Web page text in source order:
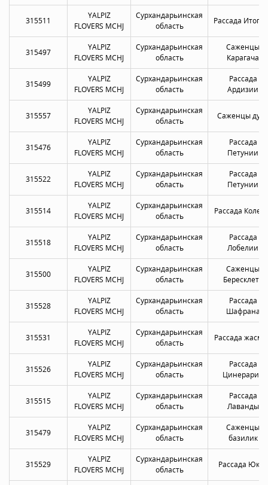
315511
YALPIZ
FLOVERS MCHJ
Сурхандарьинская
область
Рассада
315497
YALPIZ
FLOVERS MCHJ
Сурхандарьинская
область
Саженцы
Карагача
315499
YALPIZ
FLOVERS MCHJ
Сурхандарьинская
область
Рассада
Ардизии
315557
YALPIZ
FLOVERS MCHJ
Сурхандарьинская
область
Саженцы дуба
315476
YALPIZ
FLOVERS MCHJ
Сурхандарьинская
область
Рассада
Петунии
315522
YALPIZ
FLOVERS MCHJ
Сурхандарьинская
область
Рассада
Петунии
315514
YALPIZ
FLOVERS MCHJ
Сурхандарьинская
область
Рассада
315518
YALPIZ
FLOVERS MCHJ
Сурхандарьинская
область
Рассада
Лобелии
315500
YALPIZ
FLOVERS MCHJ
Сурхандарьинская
область
Саженцы
Бересклета
315528
YALPIZ
FLOVERS MCHJ
Сурхандарьинская
область
Рассада
Шафрана
315531
YALPIZ
FLOVERS MCHJ
Сурхандарьинская
область
Рассада
315526
YALPIZ
FLOVERS MCHJ
Сурхандарьинская
область
Рассада
Цинерарии
315515
YALPIZ
FLOVERS MCHJ
Сурхандарьинская
область
Рассада
Лаванды
315479
YALPIZ
FLOVERS MCHJ
Сурхандарьинская
область
Саженцы
базилик
315529
YALPIZ
FLOVERS MCHJ
Сурхандарьинская
область
Рассада Юкки